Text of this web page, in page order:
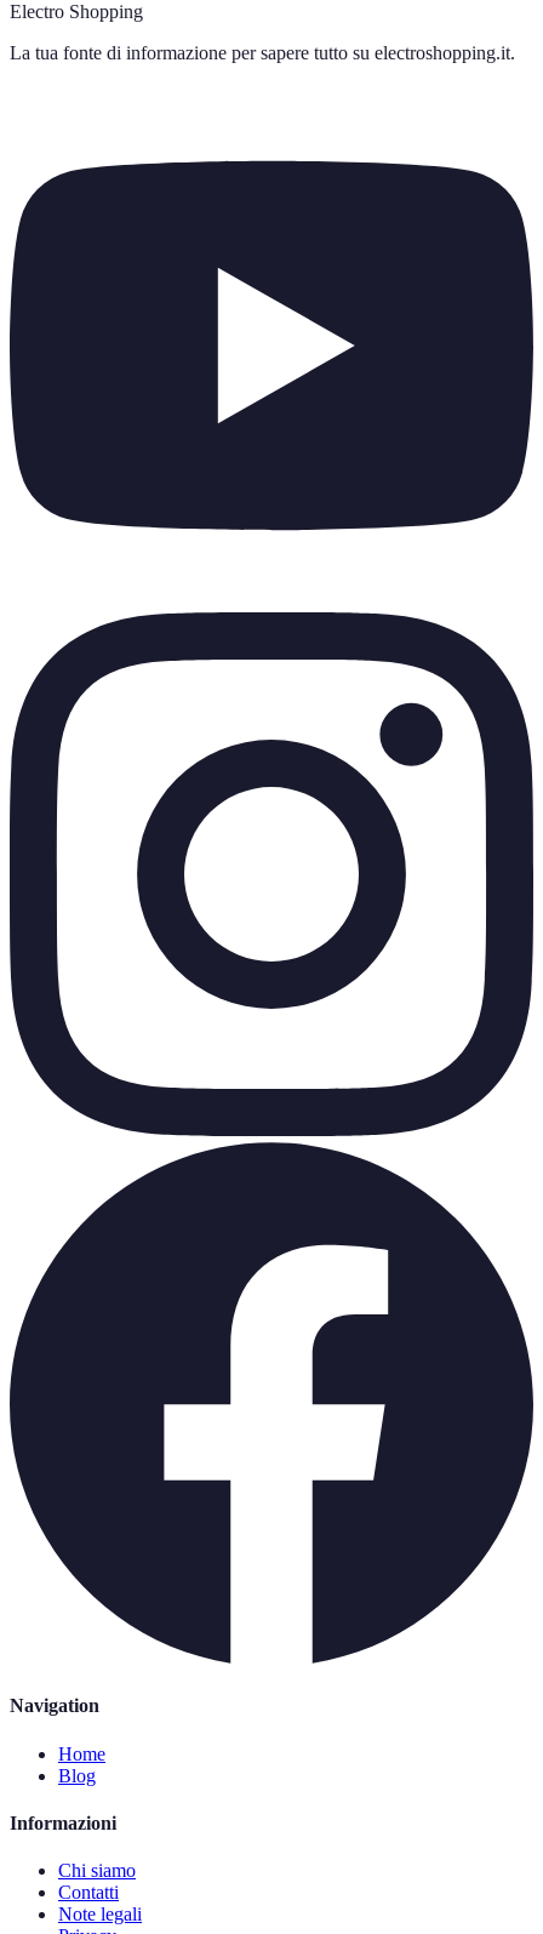
Electro Shopping
La tua fonte di informazione per sapere tutto su electroshopping.it.
Navigation
Home
Blog
Informazioni
Chi siamo
Contatti
Note legali